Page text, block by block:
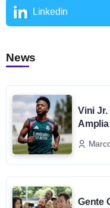
Linkedin
News
Vini Jr.
Gente